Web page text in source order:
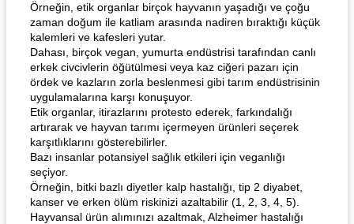
Örneğin, etik organlar birçok hayvanın yaşadığı ve çoğu
zaman doğum ile katliam arasında nadiren bıraktığı küçük
kalemleri ve kafesleri yutar.
Dahası, birçok vegan, yumurta endüstrisi tarafından canlı
erkek civcivlerin öğütülmesi veya kaz ciğeri pazarı için
ördek ve kazların zorla beslenmesi gibi tarım endüstrisinin
uygulamalarına karşı konuşuyor.
Etik organlar, itirazlarını protesto ederek, farkındalığı
artırarak ve hayvan tarımı içermeyen ürünleri seçerek
karşıtlıklarını gösterebilirler.
Bazı insanlar potansiyel sağlık etkileri için veganlığı
seçiyor.
Örneğin, bitki bazlı diyetler kalp hastalığı, tip 2 diyabet,
kanser ve erken ölüm riskinizi azaltabilir (1, 2, 3, 4, 5).
Hayvansal ürün alımınızı azaltmak, Alzheimer hastalığı